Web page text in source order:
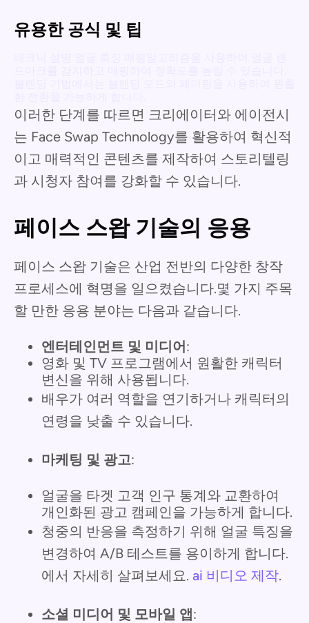
유용한 공식 및 팁
이러한 단계를 따르면 크리에이터와 에이전시
는 Face Swap Technology를 활용하여 혁신적
이고 매력적인 콘텐츠를 제작하여 스토리텔링
과 시청자 참여를 강화할 수 있습니다.
페이스 스왑 기술의 응용
페이스 스왑 기술은 산업 전반의 다양한 창작
프로세스에 혁명을 일으켰습니다.몇 가지 주목
할 만한 응용 분야는 다음과 같습니다.
엔터테인먼트 및 미디어:
영화 및 TV 프로그램에서 원활한 캐릭터
변신을 위해 사용됩니다.
배우가 여러 역할을 연기하거나 캐릭터의
연령을 낮출 수 있습니다.
마케팅 및 광고:
얼굴을 타겟 고객 인구 통계와 교환하여
개인화된 광고 캠페인을 가능하게 합니다.
청중의 반응을 측정하기 위해 얼굴 특징을
변경하여 A/B 테스트를 용이하게 합니다.
에서 자세히 살펴보세요. ai 비디오 제작.
소셜 미디어 및 모바일 앱: